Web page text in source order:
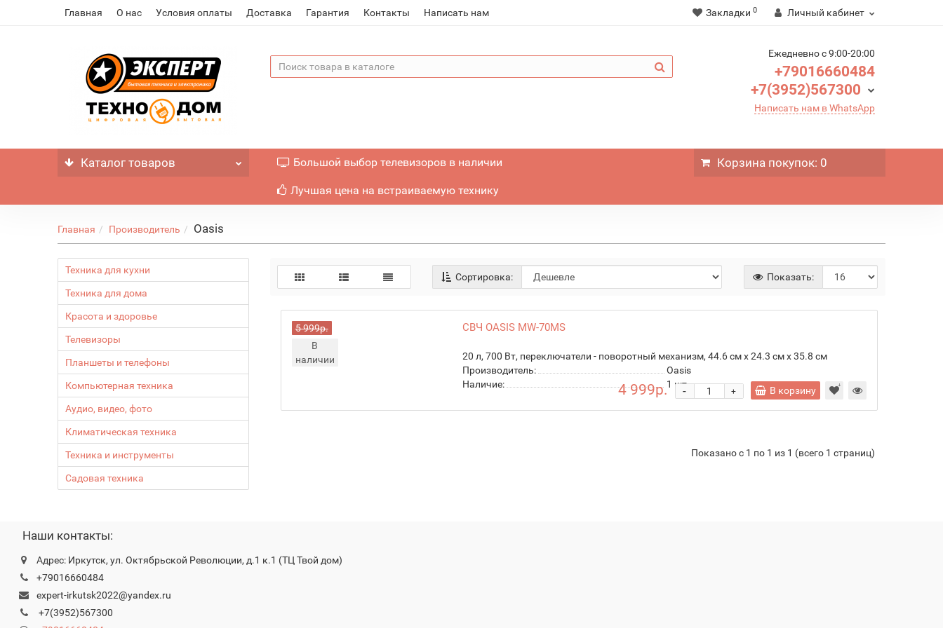
Главная О нас Условия оплаты Доставка Гарантия Контакты Написать нам Закладки 0 Личный кабинет
Ежедневно c 9:00-20:00
+79016660484
+7(3952)567300
Написать нам в WhatsApp
Каталог товаров Большой выбор телевизоров в наличии
Лучшая цена на встраиваемую технику
Корзина покупок: 0
Главная Производитель Oasis
Техника для кухни
Техника для дома
Красота и здоровье
Телевизоры
Планшеты и телефоны
Компьютерная техника
Аудио, видео, фото
Климатическая техника
Техника и инструменты
Садовая техника
Сортировка: Показать:
5 999р.
В
наличии
СВЧ OASIS MW-70MS
20 л, 700 Вт, переключатели - поворотный механизм, 44.6 см x 24.3 см x 35.8 см
Производитель:
Oasis
Наличие:
1 шт.
4 999р. +
- В корзину
Показано с 1 по 1 из 1 (всего 1 страниц)
Наши контакты:
Адрес: Иркутск, ул. Октябрьской Революции, д.1 к.1 (ТЦ Твой дом)
+79016660484
expert-irkutsk2022@yandex.ru
+7(3952)567300